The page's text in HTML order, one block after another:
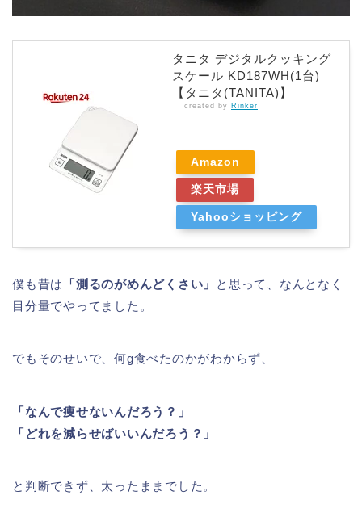
タニタ デジタルクッキング
スケール KD187WH(1台)
【タニタ(TANITA)】
created by Rinker
Amazon
楽天市場
Yahooショッピング
僕も昔は 「測るのがめんどくさい」
と思って、なんとなく
目分量でやってました。
でもそのせいで、何g食べたのかがわからず、
「なんで痩せないんだろう？」
「どれを減らせばいいんだろう？」
と判断できず、太ったままでした。